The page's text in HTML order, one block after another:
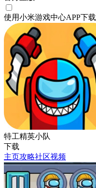
使用小米游戏中心APP下载
特工精英小队
下载
主页攻略社区视频